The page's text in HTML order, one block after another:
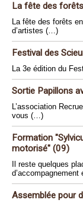
La fête des
La fête des forêts
d’artistes (…)
Festival des
La 3e édition du
Sortie Papillons
L’association
vous (…)
Formation
motorisé" (09)
Il reste quelques
Assemblée pour